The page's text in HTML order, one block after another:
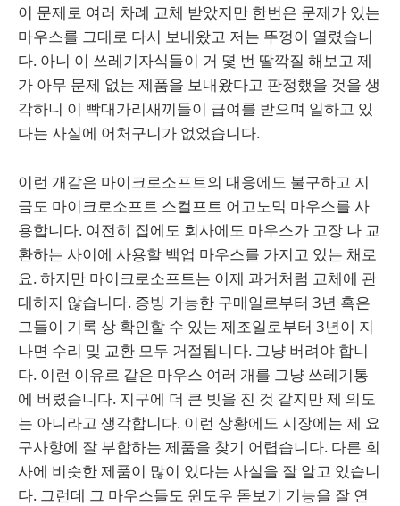
이 문제로 여러 차례 교체 받았지만 한번은 문제가 있는
마우스를 그대로 다시 보내왔고 저는 뚜껑이 열렸습니
다. 아니 이 쓰레기자식들이 거 몇 번 딸깍질 해보고 제
가 아무 문제 없는 제품을 보내왔다고 판정했을 것을 생
각하니 이 빡대가리새끼들이 급여를 받으며 일하고 있
다는 사실에 어처구니가 없었습니다.
이런 개같은 마이크로소프트의 대응에도 불구하고 지
금도 마이크로소프트 스컬프트 어고노믹 마우스를 사
용합니다. 여전히 집에도 회사에도 마우스가 고장 나 교
환하는 사이에 사용할 백업 마우스를 가지고 있는 채로
요. 하지만 마이크로소프트는 이제 과거처럼 교체에 관
대하지 않습니다. 증빙 가능한 구매일로부터 3년 혹은
그들이 기록 상 확인할 수 있는 제조일로부터 3년이 지
나면 수리 및 교환 모두 거절됩니다. 그냥 버려야 합니
다. 이런 이유로 같은 마우스 여러 개를 그냥 쓰레기통
에 버렸습니다. 지구에 더 큰 빚을 진 것 같지만 제 의도
는 아니라고 생각합니다. 이런 상황에도 시장에는 제 요
구사항에 잘 부합하는 제품을 찾기 어렵습니다. 다른 회
사에 비슷한 제품이 많이 있다는 사실을 잘 알고 있습니
다. 그런데 그 마우스들도 윈도우 돋보기 기능을 잘 연